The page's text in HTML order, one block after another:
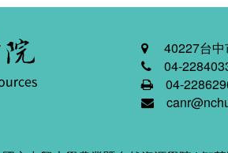
40227台中
04-
04-